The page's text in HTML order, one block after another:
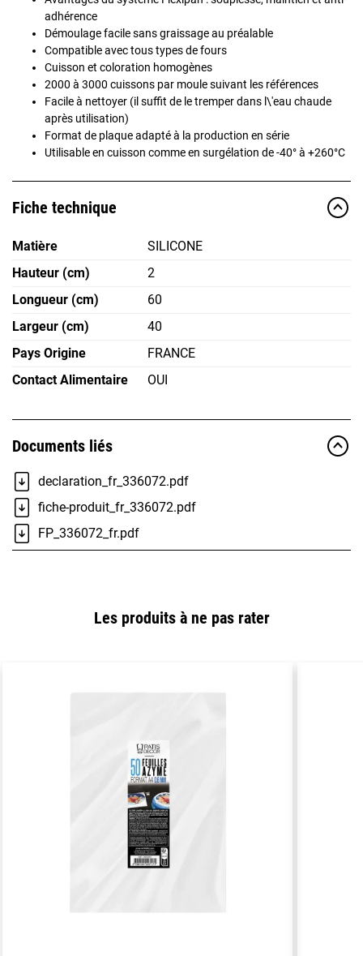
adhérence
Démoulage facile sans graissage au préalable
Compatible avec tous types de fours
Cuisson et coloration homogènes
2000 à 3000 cuissons par moule suivant les références
Facile à nettoyer (il suffit de le tremper dans l\'eau chaude
après utilisation)
Format de plaque adapté à la production en série
Utilisable en cuisson comme en surgélation de -40° à +260°C
Fiche technique
Matière
SILICONE
Hauteur (cm)
2
Longueur (cm)
60
Largeur (cm)
40
Pays Origine
FRANCE
Contact Alimentaire
OUI
Documents liés
declaration_fr_336072.pdf
fiche-produit_fr_336072.pdf
FP_336072_fr.pdf
Les produits à ne pas rater